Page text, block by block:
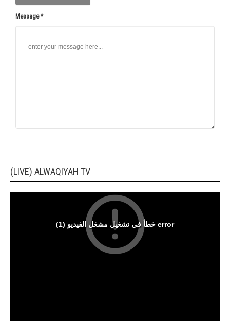
Message *
(LIVE) ALWAQIYAH TV